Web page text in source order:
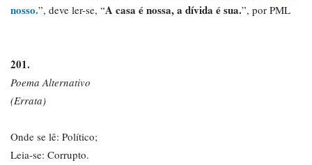
nosso.”, deve ler-se, “A casa é nossa, a dívida é sua.”, por PML
201.
Poema Alternativo
(Errata)
Onde se lê: Político;
Leia-se: Corrupto.